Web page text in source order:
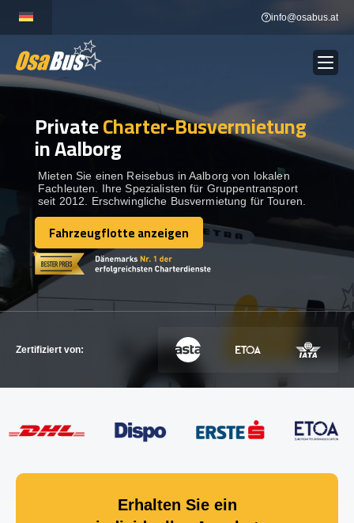
content
info@osabus.at
BUSVERMIETUNG Show dropdown
REISEZIELE Show dropdown
FLOTTE
KONTAKTIEREN SIE UNS
KONTAKTIEREN SIE UNS
PrivateCharter-Busvermietung
in Aalborg
Mieten Sie einen Reisebus in Aalborg von lokalen
Fachleuten. Ihre Spezialisten für Gruppentransport
seit 2012. Erschwingliche Busvermietung für Touren.
Fahrzeugflotte anzeigen
Fahrzeugflotte anzeigen
Zertifiziert von:
Erhalten Sie ein